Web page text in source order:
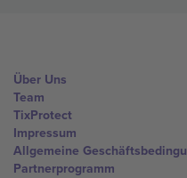
Über Uns
Team
TixProtect
Impressum
Allgemeine
Partnerprogramm